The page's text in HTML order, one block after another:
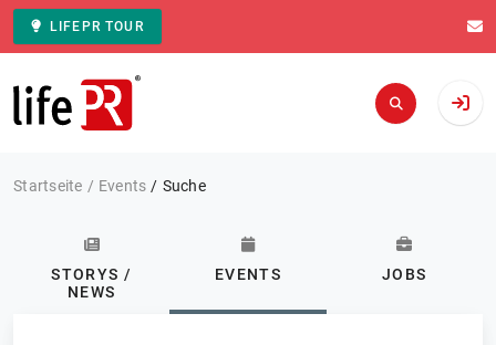
LIFEPR TOUR
Zur Startseite
Startseite Events Suche
STORYS /
NEWS
EVENTS JOBS